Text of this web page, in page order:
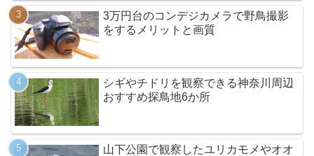
3万円台のコンデジカメラで野鳥撮影
をするメリットと画質
シギやチドリを観察できる神奈川周辺
おすすめ探鳥地6か所
山下公園で観察したユリカモメやオオ